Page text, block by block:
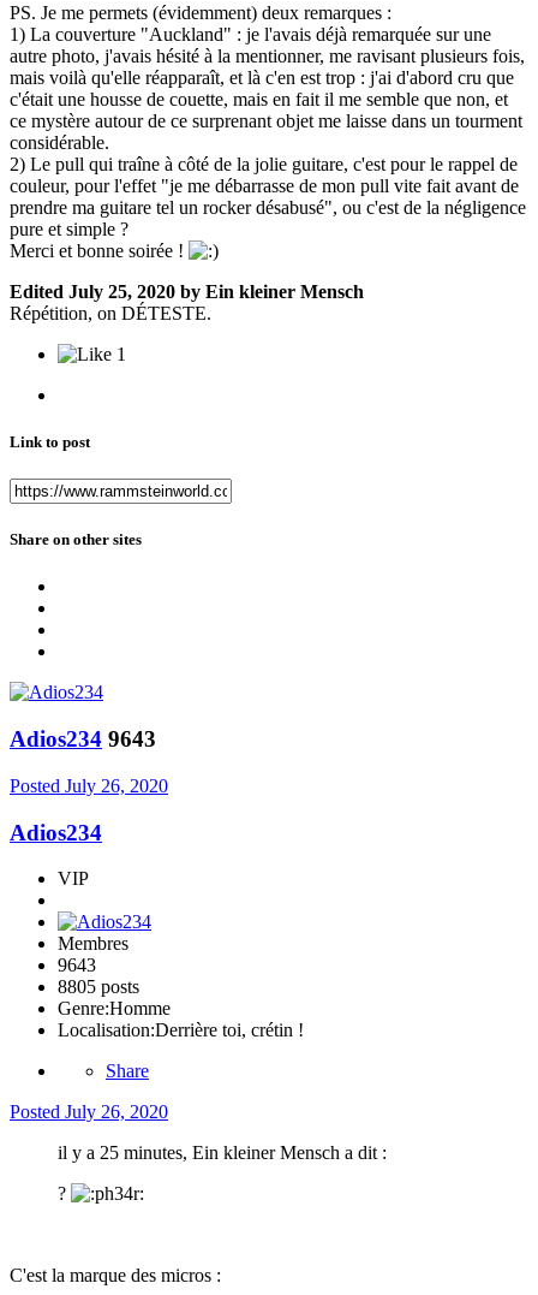
PS. Je me permets (évidemment) deux remarques :
1) La couverture "Auckland" : je l'avais déjà remarquée sur une
autre photo, j'avais hésité à la mentionner, me ravisant plusieurs fois,
mais voilà qu'elle réapparaît, et là c'en est trop : j'ai d'abord cru que
c'était une housse de couette, mais en fait il me semble que non, et
ce mystère autour de ce surprenant objet me laisse dans un tourment
considérable.
2) Le pull qui traîne à côté de la jolie guitare, c'est pour le rappel de
couleur, pour l'effet "je me débarrasse de mon pull vite fait avant de
prendre ma guitare tel un rocker désabusé", ou c'est de la négligence
pure et simple ?
Merci et bonne soirée !
Edited July 25, 2020 by Ein kleiner Mensch
Répétition, on DÉTESTE.
1
Link to post
Share on other sites
Adios234 9643
Posted July 26, 2020
Adios234
VIP
Membres
9643
8805 posts
Genre:Homme
Localisation:Derrière toi, crétin !
Share
Posted July 26, 2020
il y a 25 minutes, Ein kleiner Mensch a dit :
?
C'est la marque des micros :